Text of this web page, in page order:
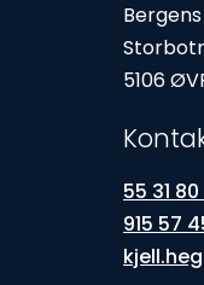
5106
55 31
915 57